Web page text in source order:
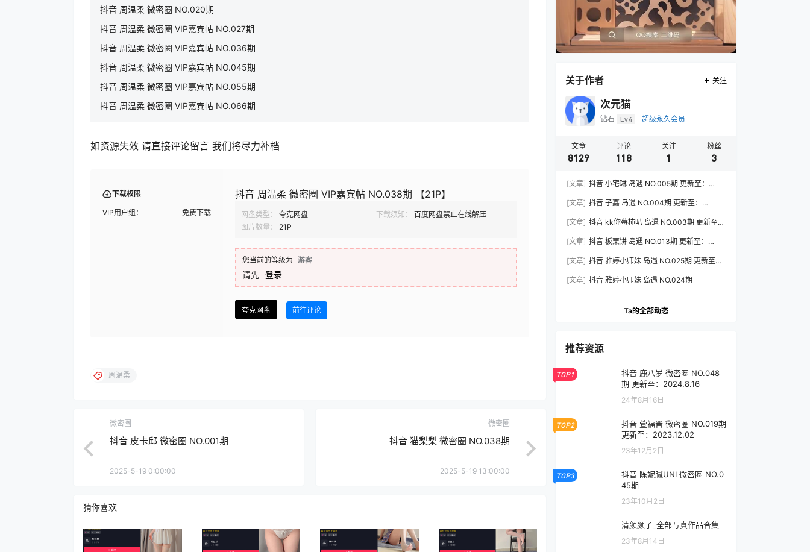
抖音 周温柔 微密圈 NO.020期
抖音 周温柔 微密圈 VIP嘉宾帖 NO.027期
抖音 周温柔 微密圈 VIP嘉宾帖 NO.036期
抖音 周温柔 微密圈 VIP嘉宾帖 NO.045期
抖音 周温柔 微密圈 VIP嘉宾帖 NO.055期
抖音 周温柔 微密圈 VIP嘉宾帖 NO.066期
如资源失效 请直接评论留言 我们将尽力补档
下载权限
VIP用户组： 免费下载
抖音 周温柔 微密圈 VIP嘉宾帖 NO.038期 【21P】
网盘类型： 夸克网盘 下载须知：
百度网盘禁止在线解压
图片数量：
21P
您当前的等级为 游客
请先 登录
夸克网盘 前往评论
周温柔
微密圈
抖音 皮卡邱 微密圈 NO.001期
2025-5-19 0:00:00
微密圈
抖音 猫梨梨 微密圈 NO.038期
2025-5-19 13:00:00
猜你喜欢
关于作者 关注
次元猫
钻石 Lv4 超级永久会员
文章
8129
评论
118
关注
1
粉丝
3
[文章] 抖音 小宅琳 岛遇 NO.005期 更新至：
[文章] 抖音 子嘉 岛遇 NO.004期 更新至：
[文章] 抖音 kk你莓柿叭 岛遇 NO.003期 更新至：
[文章] 抖音 板栗饼 岛遇 NO.013期 更新至：
[文章] 抖音 雅婷小师妹 岛遇 NO.025期 更新至：
[文章] 抖音 雅婷小师妹 岛遇 NO.024期
Ta的全部动态
推荐资源
TOP1
抖音 鹿八岁 微密圈 NO.048
期 更新至：2024.8.16
24年8月16日
TOP2
抖音 萱福晋 微密圈 NO.019期
更新至：2023.12.02
23年12月2日
TOP3
抖音 陈妮腻UNI 微密圈 NO.0
45期
23年10月2日
清颜颜子_全部写真作品合集
23年8月14日